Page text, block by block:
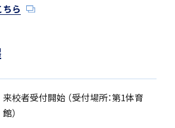
ら
来校者受付開始 （受付場所：第1体育
館）